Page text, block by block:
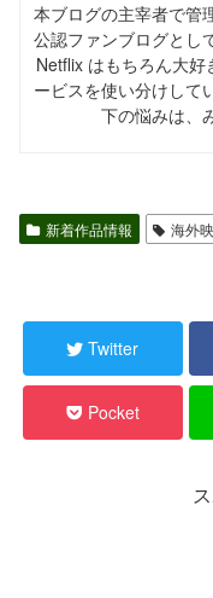
本ブログの主宰者で管
公認ファンブログとし
Netflix はもちろん大
ービスを使い分けして
下の悩みは、
新着作品情報 海外
Twitter
Pocket